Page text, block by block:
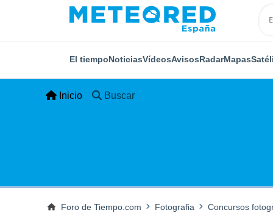
El tiempoNoticiasVídeosAvisosRadarMapas
Inicio Buscar
Foro de Tiempo.com Fotografia Concursos